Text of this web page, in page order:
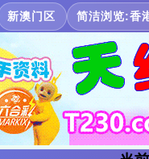
新澳门区 简洁浏览:香